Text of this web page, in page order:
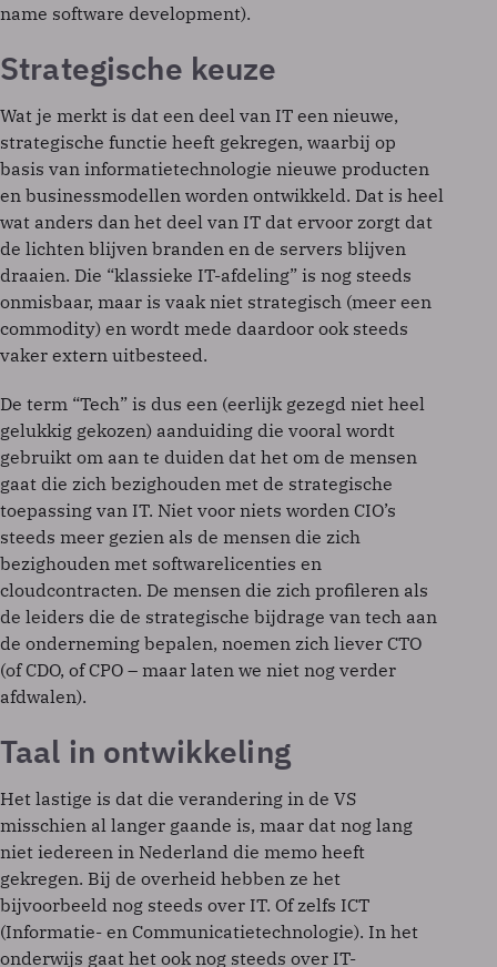
name software development).
Strategische keuze
Wat je merkt is dat een deel van IT een nieuwe,
strategische functie heeft gekregen, waarbij op
basis van informatietechnologie nieuwe producten
en businessmodellen worden ontwikkeld. Dat is heel
wat anders dan het deel van IT dat ervoor zorgt dat
de lichten blijven branden en de servers blijven
draaien. Die “klassieke IT-afdeling” is nog steeds
onmisbaar, maar is vaak niet strategisch (meer een
commodity) en wordt mede daardoor ook steeds
vaker extern uitbesteed.
De term “Tech” is dus een (eerlijk gezegd niet heel
gelukkig gekozen) aanduiding die vooral wordt
gebruikt om aan te duiden dat het om de mensen
gaat die zich bezighouden met de strategische
toepassing van IT. Niet voor niets worden CIO’s
steeds meer gezien als de mensen die zich
bezighouden met softwarelicenties en
cloudcontracten. De mensen die zich profileren als
de leiders die de strategische bijdrage van tech aan
de onderneming bepalen, noemen zich liever CTO
(of CDO, of CPO – maar laten we niet nog verder
afdwalen).
Taal in ontwikkeling
Het lastige is dat die verandering in de VS
misschien al langer gaande is, maar dat nog lang
niet iedereen in Nederland die memo heeft
gekregen. Bij de overheid hebben ze het
bijvoorbeeld nog steeds over IT. Of zelfs ICT
(Informatie- en Communicatietechnologie). In het
onderwijs gaat het ook nog steeds over IT-